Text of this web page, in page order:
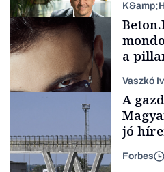
Családi
vállalkozások
TÁMOGATÓI
K&amp;H
Forbes-sztori
a
a
Vaszkó
A
jó
Forbes